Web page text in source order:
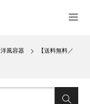
風容器 【送料無料／